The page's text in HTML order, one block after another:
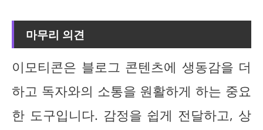
마무리 의견
이모티콘은 블로그 콘텐츠에 생동감을 더
하고 독자와의 소통을 원활하게 하는 중요
한 도구입니다. 감정을 쉽게 전달하고, 상